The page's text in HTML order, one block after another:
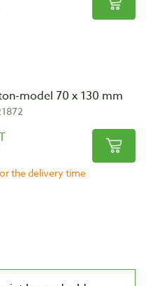
model 70 x 130 mm
the delivery time